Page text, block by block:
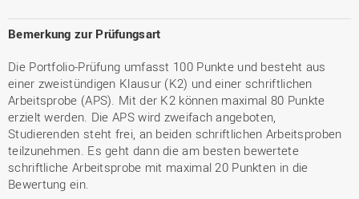
Bemerkung zur Prüfungsart
Die Portfolio-Prüfung umfasst 100 Punkte und besteht aus
einer zweistündigen Klausur (K2) und einer schriftlichen
Arbeitsprobe (APS). Mit der K2 können maximal 80 Punkte
erzielt werden. Die APS wird zweifach angeboten,
Studierenden steht frei, an beiden schriftlichen Arbeitsproben
teilzunehmen. Es geht dann die am besten bewertete
schriftliche Arbeitsprobe mit maximal 20 Punkten in die
Bewertung ein.